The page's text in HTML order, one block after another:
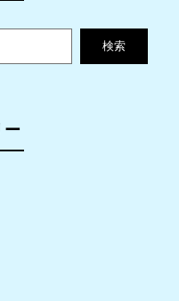
検索
ー